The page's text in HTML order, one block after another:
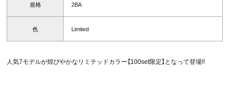
規格 2BA
色 Limited
人気7モデルが煌びやかなリミテッドカラー【100set限定】となって登場!!